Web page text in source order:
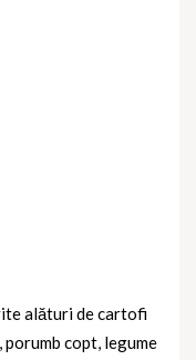
alături de cartofi
copt, legume